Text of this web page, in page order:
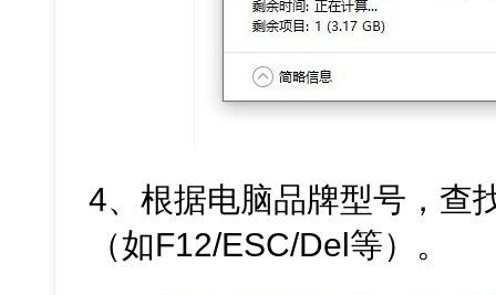
4、根据电脑品牌型号，查
（如F12/ESC/Del等）。